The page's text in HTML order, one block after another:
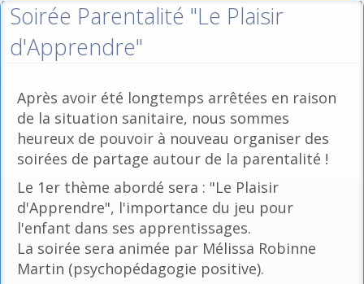
Soirée Parentalité "Le Plaisir
d'Apprendre"
Après avoir été longtemps arrêtées en raison
de la situation sanitaire, nous sommes
heureux de pouvoir à nouveau organiser des
soirées de partage autour de la parentalité !
Le 1er thème abordé sera : "Le Plaisir
d'Apprendre", l'importance du jeu pour
l'enfant dans ses apprentissages.
La soirée sera animée par Mélissa Robinne
Martin (psychopédagogie positive).